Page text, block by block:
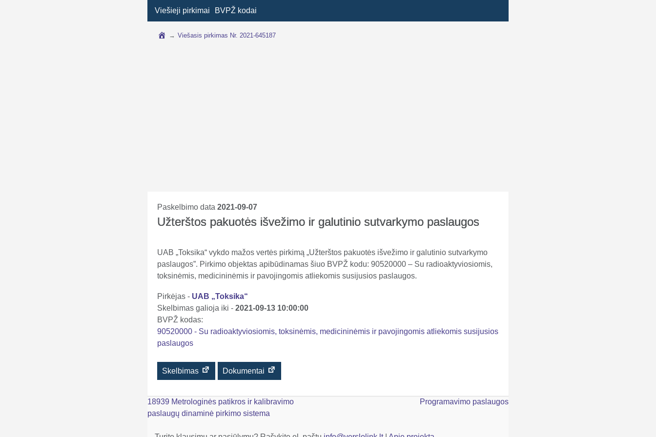
Viešieji pirkimai BVPŽ kodai
→ Viešasis pirkimas Nr. 2021-645187
Paskelbimo data2021-09-07
Užterštos pakuotės išvežimo ir galutinio sutvarkymo paslaugos
UAB „Toksika“ vykdo mažos vertės pirkimą „Užterštos pakuotės išvežimo ir galutinio sutvarkymo
paslaugos”. Pirkimo objektas apibūdinamas šiuo BVPŽ kodu: 90520000 – Su radioaktyviosiomis,
toksinėmis, medicininėmis ir pavojingomis atliekomis susijusios paslaugos.
Pirkėjas - UAB „Toksika“
Skelbimas galioja iki -2021-09-13 10:00:00
BVPŽ kodas:
90520000 - Su radioaktyviosiomis, toksinėmis, medicininėmis ir pavojingomis atliekomis susijusios
paslaugos
Skelbimas Dokumentai
Navigacija
tarp
18939 Metrologinės patikros ir kalibravimo
paslaugų dinaminė pirkimo sistema
Programavimo paslaugos